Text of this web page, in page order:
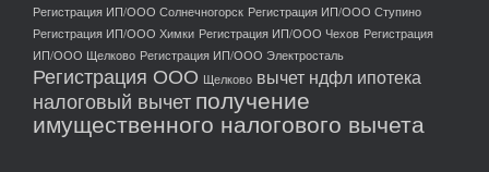
Регистрация ИП/ООО Солнечногорск Регистрация ИП/ООО Ступино
Регистрация ИП/ООО Химки Регистрация ИП/ООО Чехов Регистрация
ИП/ООО Щелково Регистрация ИП/ООО Электросталь
Регистрация ООО Щелково вычет ндфл ипотека
налоговый вычетполучение
имущественного налогового вычета